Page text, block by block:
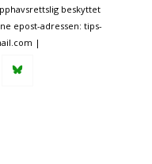
beskyttet
epost-adressen: tips-
|